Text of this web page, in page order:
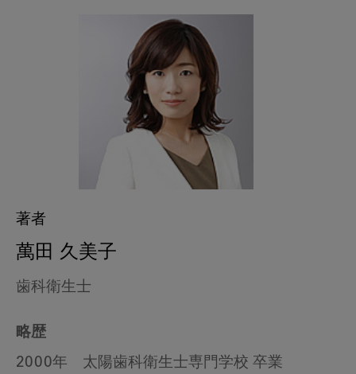
著者
萬田 久美子
歯科衛生士
略歴
2000年 太陽歯科衛生士専門学校 卒業